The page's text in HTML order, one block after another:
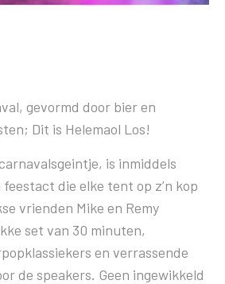
gevormd door bier en
Dit is Helemaol Los!
is inmiddels
die elke tent op z’n kop
vrienden Mike en Remy
set van 30 minuten,
en verrassende
de speakers. Geen ingewikkeld